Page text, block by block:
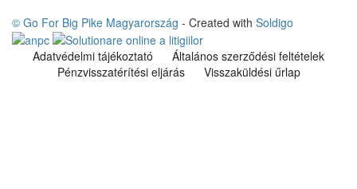
© Go For Big Pike Magyarország - Created with Soldigo
Adatvédelmi tájékoztató
Általános szerződési feltételek
Pénzvisszatérítési eljárás
Visszaküldési űrlap